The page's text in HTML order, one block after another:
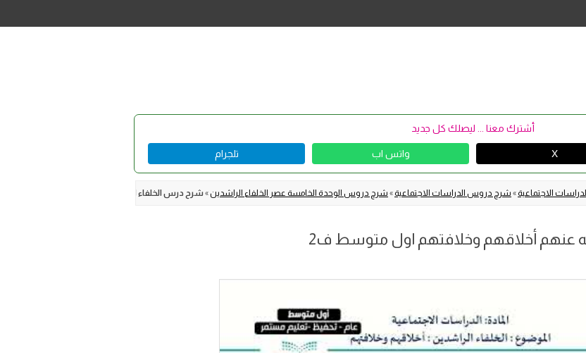
أشترك معنا ... ليصلك كل جديد
X واتس اب تلجرام
الاجتماعية » شرح دروس الدراسات الاجتماعية » شرح دروس الوحدة الخامسة عصر الخلفاء الراشدين»شرح درس الخلفاء الراشدون رضي الله عنهم أخلاقهم
عنهم أخلاقهم وخلافتهم اول متوسط ف2